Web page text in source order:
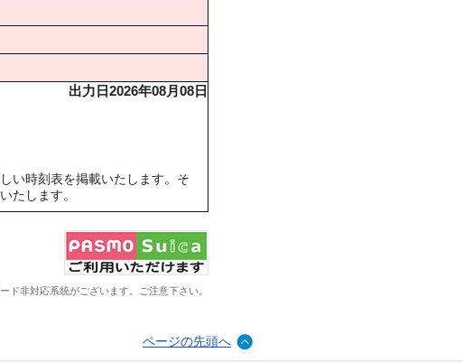
出力日2026年08月08日
い時刻表を掲載いたします。そ
たします。
ド非対応系統がございます。ご注意下さい。
ページの先頭へ